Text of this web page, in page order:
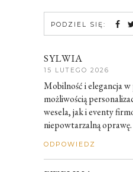
PODZIEL SIĘ:
SYLWIA
15 LUTEGO 2026
Mobilność i elegancja w
możliwością
wesela, jak i eventy
niepowtarzalną oprawę.
ODPOWIEDZ